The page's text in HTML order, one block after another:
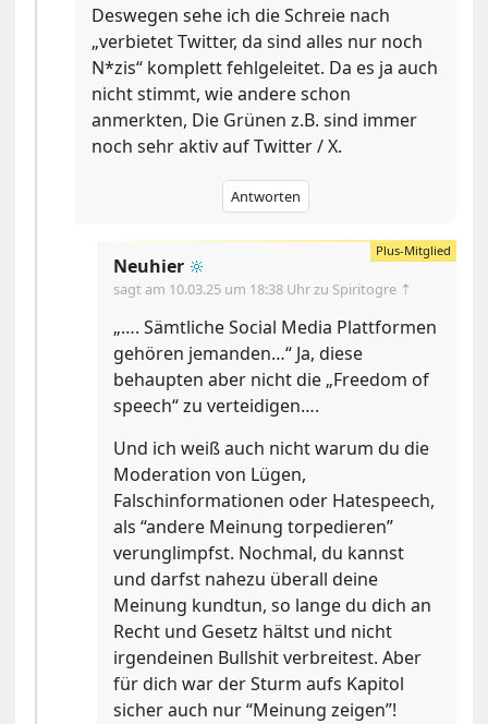
Deswegen sehe ich die Schreie nach
„verbietet Twitter, da sind alles nur noch
N*zis“ komplett fehlgeleitet. Da es ja auch
nicht stimmt, wie andere schon
anmerkten, Die Grünen z.B. sind immer
noch sehr aktiv auf Twitter / X.
Antworten
Neuhier 🔆
sagt am 10.03.25 um 18:38 Uhrzu Spiritogre ⇡
„…. Sämtliche Social Media Plattformen
gehören jemanden…“ Ja, diese
behaupten aber nicht die „Freedom of
speech“ zu verteidigen….
Und ich weiß auch nicht warum du die
Moderation von Lügen,
Falschinformationen oder Hatespeech,
als “andere Meinung torpedieren”
verunglimpfst. Nochmal, du kannst
und darfst nahezu überall deine
Meinung kundtun, so lange du dich an
Recht und Gesetz hältst und nicht
irgendeinen Bullshit verbreitest. Aber
für dich war der Sturm aufs Kapitol
sicher auch nur “Meinung zeigen”!